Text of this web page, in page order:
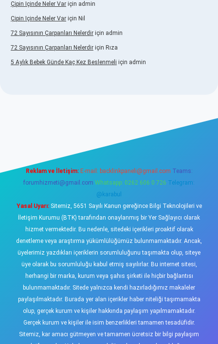
Çipin Içinde Neler Var için admin
Çipin Içinde Neler Var için Nil
72 Sayısının Çarpanları Nelerdir için admin
72 Sayısının Çarpanları Nelerdir için Rıza
5 Aylık Bebek Günde Kaç Kez Beslenmeli için admin
Reklam ve İletişim: E-mail: backlinkpaneli@gmail.com Teams:
forumhizmeti@gmail.com Whatsapp: 0262 606 0 726 Telegram:
@karabul
Yasal Uyarı:Sitemiz, 5651 Sayılı Kanun gereğince Bilgi Teknolojileri ve
İletişim Kurumu (BTK) tarafından onaylanmış bir Yer Sağlayıcı olarak
hizmet vermektedir. Bu nedenle, sitedeki içerikleri proaktif olarak
denetleme veya araştırma yükümlülüğümüz bulunmamaktadır. Ancak,
üyelerimiz yazdıkları içeriklerin sorumluluğunu taşımakta olup, siteye
üye olarak bu sorumluluğu kabul etmiş sayılırlar. Bu internet sitesi,
herhangi bir marka, kurum veya şahıs şirketi ile hiçbir bağlantısı
bulunmamaktadır. Sitede yalnızca kendi hazırladığımız makaleler
paylaşılmaktadır. Burada yer alan içerikler haber niteliği taşımamakta
olup, gerçek kurum ve kişiler hakkında paylaşım yapılmamaktadır.
Gerçek kurum ve kişiler ile isim benzerlikleri tamamen tesadüfidir.
Sitemiz, kar amacı gütmeyen ve tamamen ücretsiz bir bilgi paylaşım